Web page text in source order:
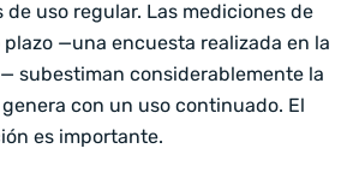
de uso regular. Las mediciones de
—una encuesta realizada en la
subestiman considerablemente la
con un uso continuado. El
es importante.